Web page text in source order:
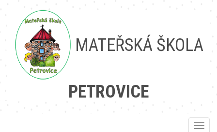
MATEŘSKÁ ŠKOLA
PETROVICE
Toggle